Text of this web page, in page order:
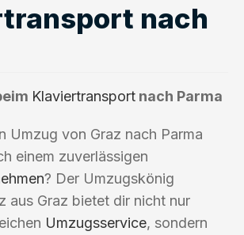
nach
Klaviertransport nach Parma
Umzug von Graz nach Parma
einem zuverlässigen
? Der Umzugskönig
aus Graz bietet dir nicht nur
Umzugsservice, sondern